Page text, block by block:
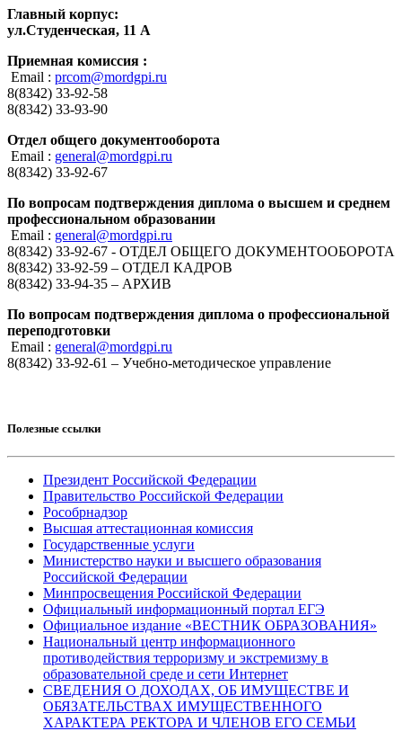
Главный корпус:
ул.Студенческая, 11 А
Приемная комиссия :
Email : prcom@mordgpi.ru
8(8342) 33-92-58
8(8342) 33-93-90
Отдел общего документооборота
Email : general@mordgpi.ru
8(8342) 33-92-67
По вопросам подтверждения диплома о высшем и среднем
профессиональном образовании
Email : general@mordgpi.ru
8(8342) 33-92-67 - ОТДЕЛ ОБЩЕГО ДОКУМЕНТООБОРОТА
8(8342) 33-92-59 – ОТДЕЛ КАДРОВ
8(8342) 33-94-35 – АРХИВ
По вопросам подтверждения диплома о профессиональной
переподготовки
Email : general@mordgpi.ru
8(8342) 33-92-61 – Учебно-методическое управление
Полезные ссылки
Президент Российской Федерации
Правительство Российской Федерации
Рособрнадзор
Высшая аттестационная комиссия
Государственные услуги
Министерство науки и высшего образования
Российской Федерации
Минпросвещения Российской Федерации
Официальный информационный портал ЕГЭ
Официальное издание «ВЕСТНИК ОБРАЗОВАНИЯ»
Национальный центр информационного
противодействия терроризму и экстремизму в
образовательной среде и сети Интернет
СВЕДЕНИЯ О ДОХОДАХ, ОБ ИМУЩЕСТВЕ И
ОБЯЗАТЕЛЬСТВАХ ИМУЩЕСТВЕННОГО
ХАРАКТЕРА РЕКТОРА И ЧЛЕНОВ ЕГО СЕМЬИ